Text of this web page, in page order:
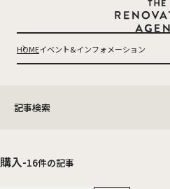
THE
HOMEイベント&インフォメーション
記事検索
お知らせ (1)
未分類 (2)
購入-16件の記事